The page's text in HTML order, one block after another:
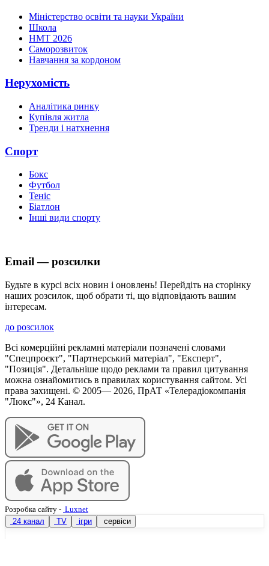
Міністерство освіти та науки України
Школа
НМТ 2026
Саморозвиток
Навчання за кордоном
Нерухомість
Аналітика ринку
Купівля житла
Тренди і натхнення
Спорт
Бокс
Футбол
Теніс
Біатлон
Інші види спорту
Email — розсилки
Будьте в курсі всіх новин і оновлень! Перейдіть на сторінку
наших розсилок, щоб обрати ті, що відповідають вашим
інтересам.
до розсилок
Всі комерційні рекламні матеріали позначені словами
"Спецпроєкт", "Партнерський матеріал", "Експерт",
"Позиція". Детальніше щодо реклами та правил цитування
можна ознайомитись в правилах користування сайтом. Усі
права захищені. © 2005— 2026, ПрАТ «Телерадіокомпанія
"Люкс"», 24 Канал.
Розробка сайту - Luxnet
24 канал
TV ігри сервіси